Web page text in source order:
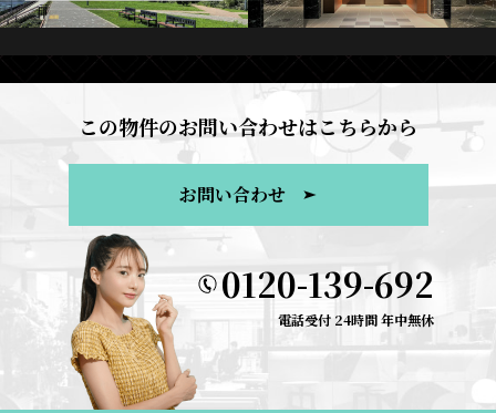
この物件のお問い合わせはこちらから
お問い合わせ
0120-139-692
電話受付 24時間 年中無休